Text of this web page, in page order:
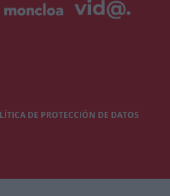
DE PROTECCIÓN DE DATOS